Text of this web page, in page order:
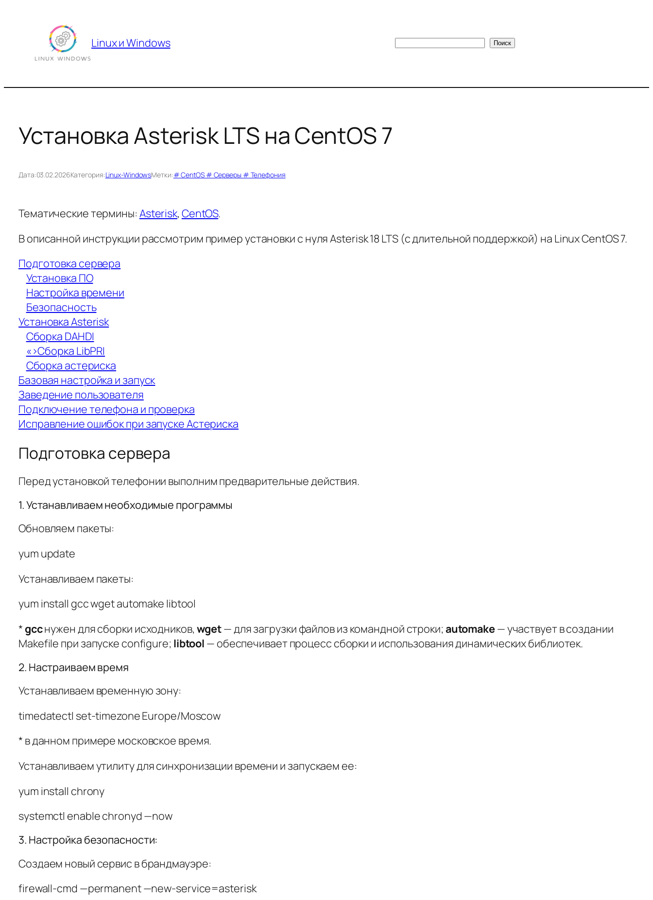
содержимому
Linux и Windows Поиск Поиск
Установка Asterisk LTS на CentOS 7
Дата:03.02.2026Категория:Linux-WindowsМетки:# CentOS # Серверы # Телефония
Тематические термины: Asterisk, CentOS.
В описанной инструкции рассмотрим пример установки с нуля Asterisk 18 LTS (с длительной поддержкой) на Linux CentOS 7.
Подготовка сервера
Установка ПО
Настройка времени
Безопасность
Установка Asterisk
Сборка DAHDI
«>Сборка LibPRI
Сборка астериска
Базовая настройка и запуск
Заведение пользователя
Подключение телефона и проверка
Исправление ошибок при запуске Астериска
Подготовка сервера
Перед установкой телефонии выполним предварительные действия.
1. Устанавливаем необходимые программы
Обновляем пакеты:
yum update
Устанавливаем пакеты:
yum install gcc wget automake libtool
*gccнужен для сборки исходников, wget— для загрузки файлов из командной строки; automake— участвует в создании
Makefile при запуске configure; libtool — обеспечивает процесс сборки и использования динамических библиотек.
2. Настраиваем время
Устанавливаем временную зону:
timedatectl set-timezone Europe/Moscow
* в данном примере московское время.
Устанавливаем утилиту для синхронизации времени и запускаем ее:
yum install chrony
systemctl enable chronyd —now
3. Настройка безопасности:
Создаем новый сервис в брандмауэре:
firewall-cmd —permanent —new-service=asterisk